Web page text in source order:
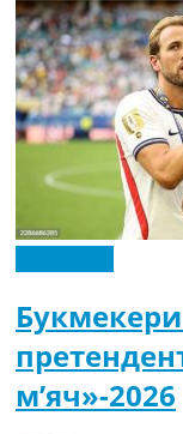
м’яч»-2026